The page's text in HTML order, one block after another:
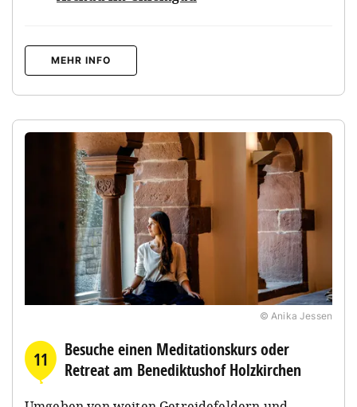
MEHR INFO
© Anika Jessen
11
Besuche einen Meditationskurs oder
Retreat am Benediktushof Holzkirchen